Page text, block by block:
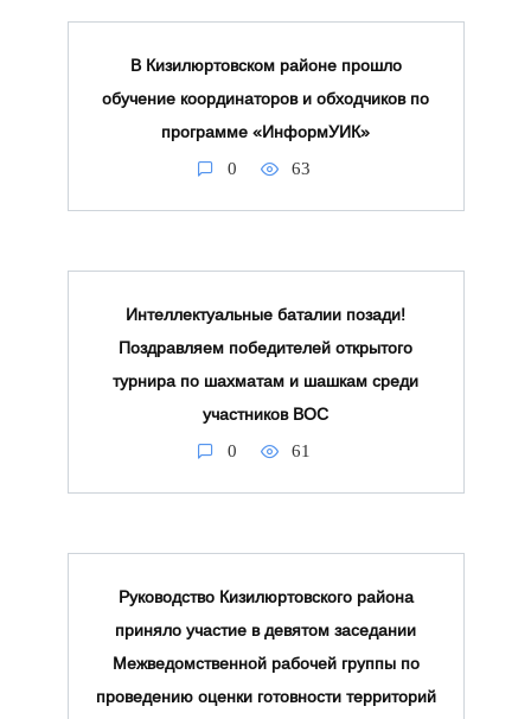
В Кизилюртовском районе прошло
обучение координаторов и обходчиков по
программе «ИнформУИК»
0 63
Интеллектуальные баталии позади!
Поздравляем победителей открытого
турнира по шахматам и шашкам среди
участников ВОС
0 61
Руководство Кизилюртовского района
приняло участие в девятом заседании
Межведомственной рабочей группы по
проведению оценки готовности территорий